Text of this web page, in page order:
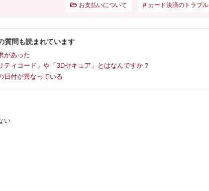
お支払いについて カード決済のトラブル
質問も読まれています
があった
ティコード」や「3Dセキュア」とはなんですか？
日付が異なっている
い